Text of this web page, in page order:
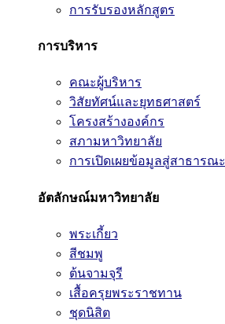
การรับรองหลักสูตร
การบริหาร
คณะผู้บริหาร
วิสัยทัศน์และยุทธศาสตร์
โครงสร้างองค์กร
สภามหาวิทยาลัย
การเปิดเผยข้อมูลสู่สาธารณะ
อัตลักษณ์มหาวิทยาลัย
พระเกี้ยว
สีชมพู
ต้นจามจุรี
เสื้อครุยพระราชทาน
ชุดนิสิต